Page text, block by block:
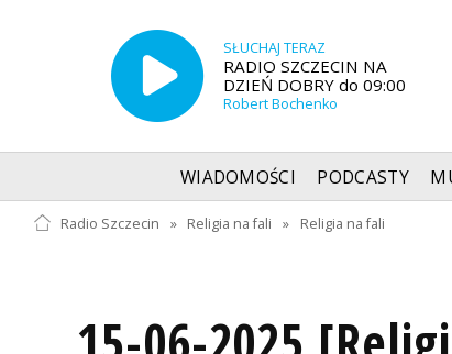
SŁUCHAJ TERAZ
RADIO SZCZECIN NA
DZIEŃ DOBRY do 09:00
Robert Bochenko
WIADOMOŚCI PODCASTY
Radio Szczecin » Religia na fali » Religia na fali